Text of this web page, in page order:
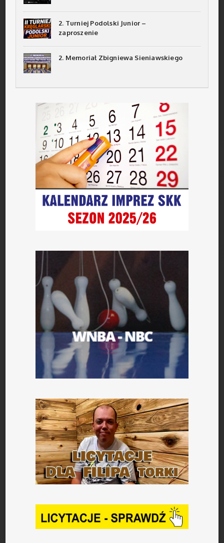
2. Turniej Podolski Junior –
zaproszenie
2. Memoriał Zbigniewa Sieniawskiego